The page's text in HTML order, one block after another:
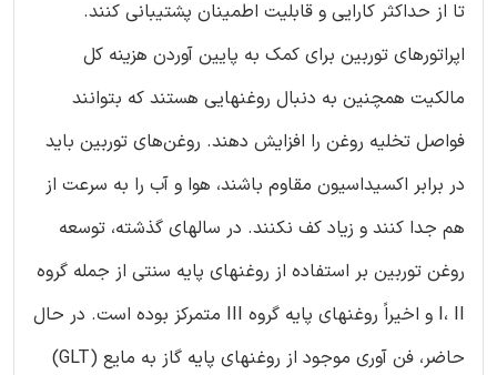
تا از حداکثر کارایی و قابلیت اطمینان پشتیبانی کنند.
اپراتورهای توربین برای کمک به پایین آوردن هزینه کل
مالکیت همچنین به دنبال روغنهایی هستند که بتوانند
فواصل تخلیه روغن را افزایش دهند. روغن‌های توربین باید
در برابر اکسیداسیون مقاوم باشند، هوا و آب را به سرعت از
هم جدا کنند و زیاد کف نکنند. در سالهای گذشته، توسعه
روغن توربین بر استفاده از روغنهای پایه سنتی از جمله گروه
I، II و اخیراً روغنهای پایه گروه III متمرکز بوده است. در حال
حاضر، فن آوری موجود از روغنهای پایه گاز به مایع (GLT)